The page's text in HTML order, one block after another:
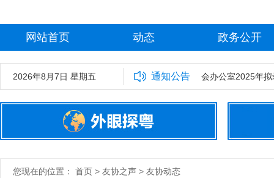
网站首页 动态 政务公开
2026年8月7日 星期五 通知公告
中共广东省委外事工作委员会办公室2025年拟
您现在的位置： 首页 > 友协之声 > 友协动态